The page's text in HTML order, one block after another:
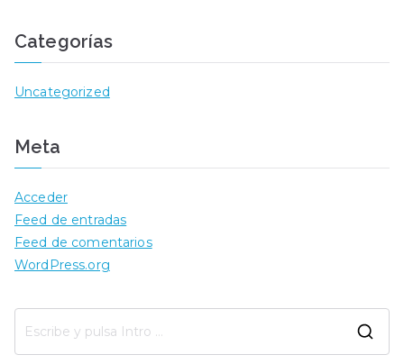
Categorías
Uncategorized
Meta
Acceder
Feed de entradas
Feed de comentarios
WordPress.org